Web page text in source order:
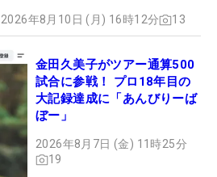
2026年8月10日 (月) 16時12分 13
金田久美子がツアー通算500
試合に参戦！ プロ18年目の
大記録達成に「あんびりーば
ぼー」
2026年8月7日 (金) 11時25分
19